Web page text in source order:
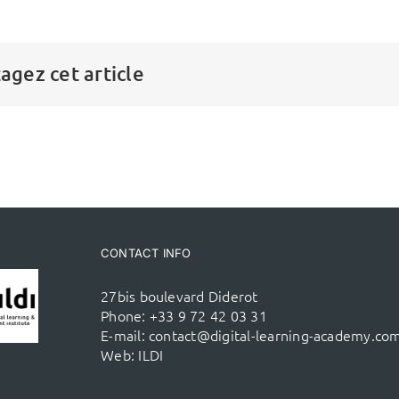
cet article
CONTACT INFO
27bis boulevard Diderot
Phone: +33 9 72 42 03 31
E-mail: contact@digital-learning-
Web: ILDI